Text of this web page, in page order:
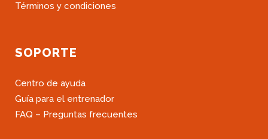
Términos y condiciones
SOPORTE
Centro de ayuda
Guía para el entrenador
FAQ – Preguntas frecuentes